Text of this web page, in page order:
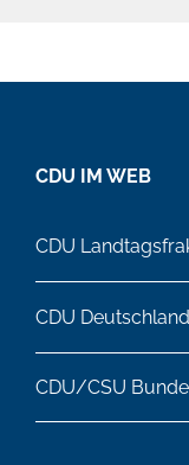
CDU IM WEB
CDU
CDU
CDU/CSU